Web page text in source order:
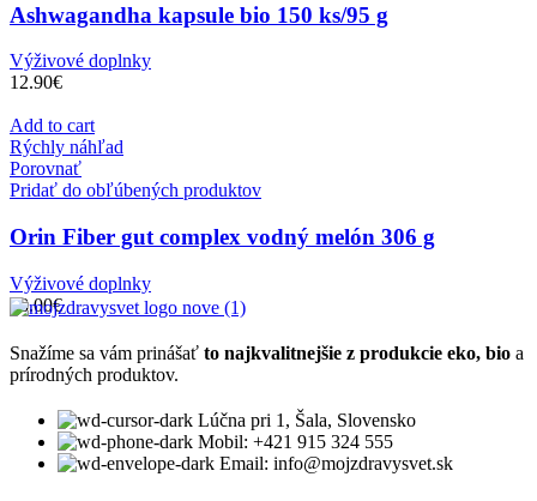
Ashwagandha kapsule bio 150 ks/95 g
Výživové doplnky
12.90€
Add to cart
Rýchly náhľad
Porovnať
Pridať do obľúbených produktov
Orin Fiber gut complex vodný melón 306 g
Výživové doplnky
28.00€
Snažíme sa vám prinášať to najkvalitnejšie z produkcie eko, bio a
prírodných produktov.
Lúčna pri 1, Šala, Slovensko
Mobil: +421 915 324 555
Email: info@mojzdravysvet.sk